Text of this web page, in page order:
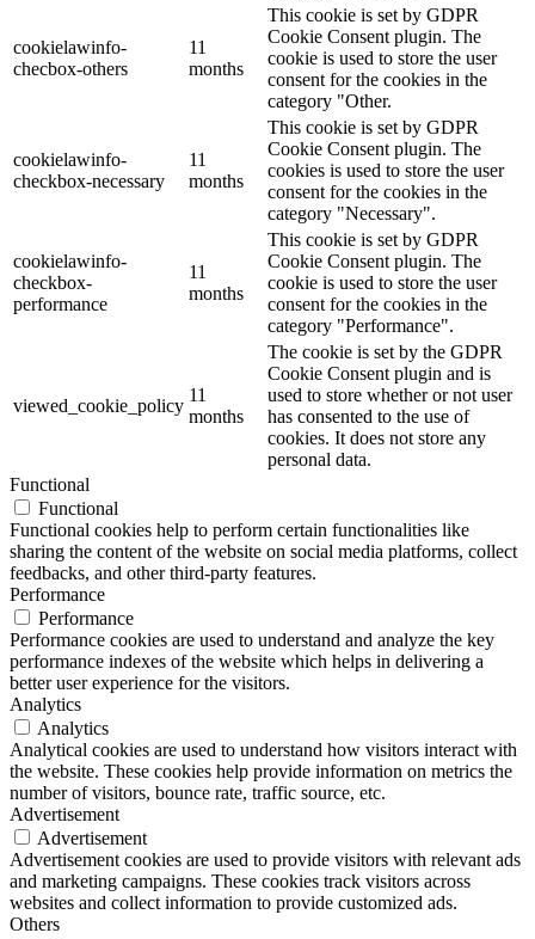
cookielawinfo-
checbox-others
11
months
This cookie is set by GDPR
Cookie Consent plugin. The
cookie is used to store the user
consent for the cookies in the
category "Other.
cookielawinfo-
checkbox-necessary
11
months
This cookie is set by GDPR
Cookie Consent plugin. The
cookies is used to store the user
consent for the cookies in the
category "Necessary".
cookielawinfo-
checkbox-
performance
11
months
This cookie is set by GDPR
Cookie Consent plugin. The
cookie is used to store the user
consent for the cookies in the
category "Performance".
viewed_cookie_policy
11
months
The cookie is set by the GDPR
Cookie Consent plugin and is
used to store whether or not user
has consented to the use of
cookies. It does not store any
personal data.
Functional
Functional
Functional cookies help to perform certain functionalities like
sharing the content of the website on social media platforms, collect
feedbacks, and other third-party features.
Performance
Performance
Performance cookies are used to understand and analyze the key
performance indexes of the website which helps in delivering a
better user experience for the visitors.
Analytics
Analytics
Analytical cookies are used to understand how visitors interact with
the website. These cookies help provide information on metrics the
number of visitors, bounce rate, traffic source, etc.
Advertisement
Advertisement
Advertisement cookies are used to provide visitors with relevant ads
and marketing campaigns. These cookies track visitors across
websites and collect information to provide customized ads.
Others